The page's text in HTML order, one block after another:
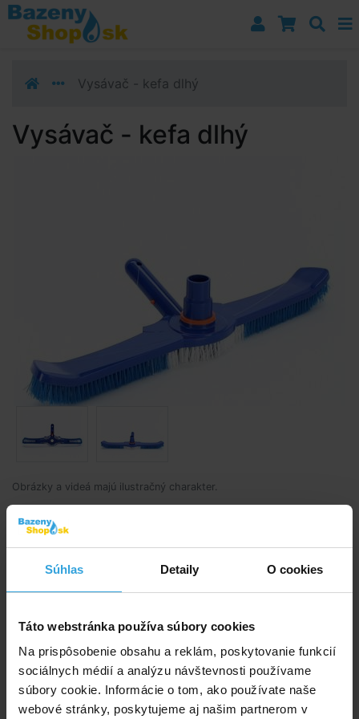
Súhlas Detaily O cookies
Táto webstránka používa súbory cookies
Na prispôsobenie obsahu a reklám, poskytovanie funkcií
sociálnych médií a analýzu návštevnosti používame
súbory cookie. Informácie o tom, ako používate naše
webové stránky, poskytujeme aj našim partnerom v
Prejsť k navigácii
Prejsť na obsah
Prejsť k bočnému stĺpci
Vysávač - kefa dlhý
Vysávač - kefa dlhý
Obrázky a videá majú ilustračný charakter.
Predĺžený vysávač s atraktívnym dizajnom, slúži na
odstránenie usadenín a nečistôt zo dna bazéna
Kód produktu: BK1630
E-shop:Skladom 3 ks v stredu u vás
15,59 EUR bez DPH 19,17 EUR